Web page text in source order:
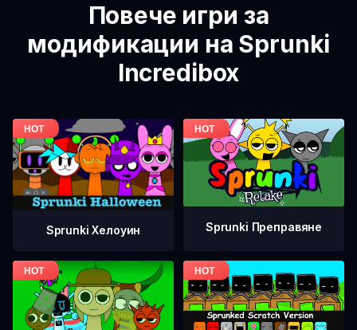
Повече игри за
модификации на Sprunki
Incredibox
Sprunki Хелоуин Sprunki Преправяне